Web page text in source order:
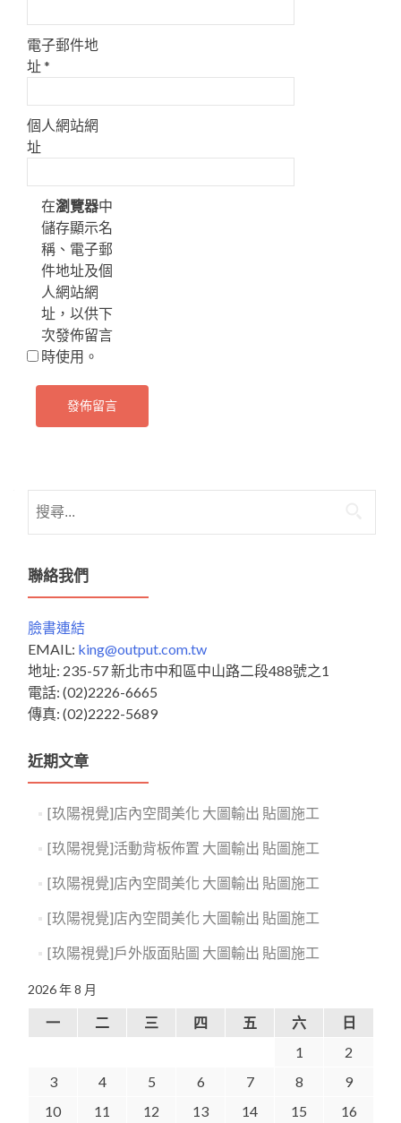
電子郵件地
址*
個人網站網
址
在瀏覽器中
儲存顯示名
稱、電子郵
件地址及個
人網站網
址，以供下
次發佈留言
時使用。
尋
鍵
字:
聯絡我們
臉書連結
EMAIL: king@output.com.tw
地址: 235-57 新北市中和區中山路二段488號之1
電話: (02)2226-6665
傳真: (02)2222-5689
近期文章
[玖陽視覺]店內空間美化 大圖輸出 貼圖施工
[玖陽視覺]活動背板佈置 大圖輸出 貼圖施工
[玖陽視覺]店內空間美化 大圖輸出 貼圖施工
[玖陽視覺]店內空間美化 大圖輸出 貼圖施工
[玖陽視覺]戶外版面貼圖 大圖輸出 貼圖施工
2026 年 8 月
一 二 三 四 五 六
日
1
2
3
4 5 6 7 8
9
10
11 12 13 14 15
16